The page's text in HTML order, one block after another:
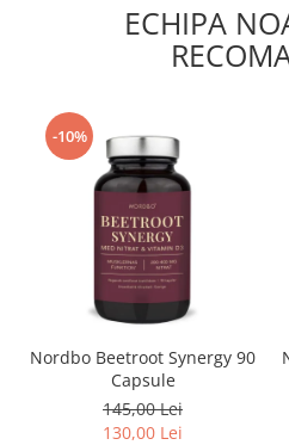
ECHIPA
-10%
Nordbo Beetroot Synergy 90
Capsule
145,00 Lei
130,00 Lei